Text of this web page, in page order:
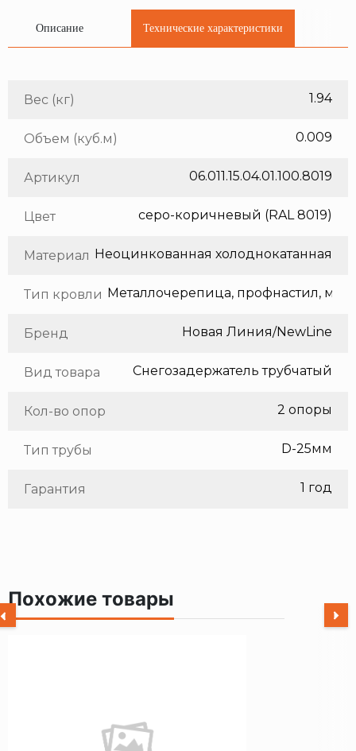
Описание Технические характеристики
Вес (кг) 1.94
Объем (куб.м) 0.009
Артикул 06.011.15.04.01.100.8019
Цвет серо-коричневый (RAL 8019)
Материал
Тип кровли
Бренд Новая Линия/NewLine
Вид товара Снегозадержатель трубчатый
Кол-во опор 2 опоры
Тип трубы D-25мм
Гарантия 1 год
Похожие товары